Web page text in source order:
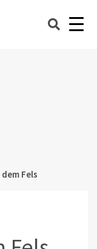
Fels